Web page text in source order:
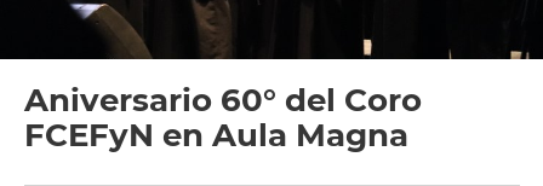
Aniversario 60° del Coro
FCEFyN en Aula Magna